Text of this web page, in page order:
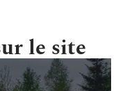
le site